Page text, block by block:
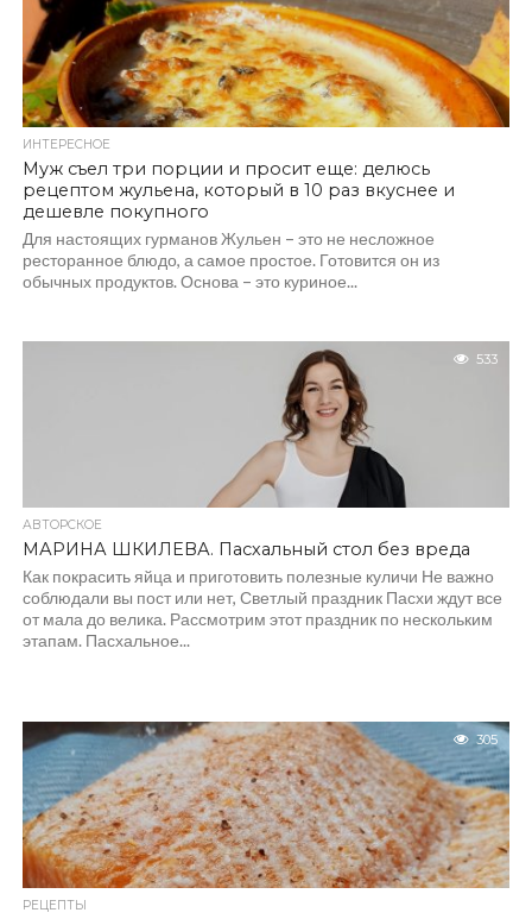
ИНТЕРЕСНОЕ
Муж съел три порции и просит еще: делюсь
рецептом жульена, который в 10 раз вкуснее и
дешевле покупного
Для настоящих гурманов Жульен – это не несложное
ресторанное блюдо, а самое простое. Готовится он из
обычных продуктов. Основа – это куриное...
533
АВТОРСКОЕ
МАРИНА ШКИЛЕВА. Пасхальный стол без вреда
Как покрасить яйца и приготовить полезные куличи Не важно
соблюдали вы пост или нет, Светлый праздник Пасхи ждут все
от мала до велика. Рассмотрим этот праздник по нескольким
этапам. Пасхальное...
305
РЕЦЕПТЫ